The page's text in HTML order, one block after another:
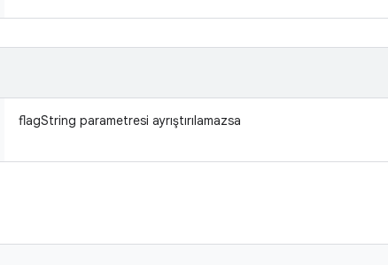
flagString parametresi ayrıştırılamazsa